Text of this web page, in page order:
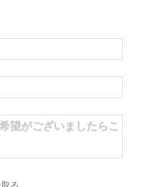
望がございましたらこ